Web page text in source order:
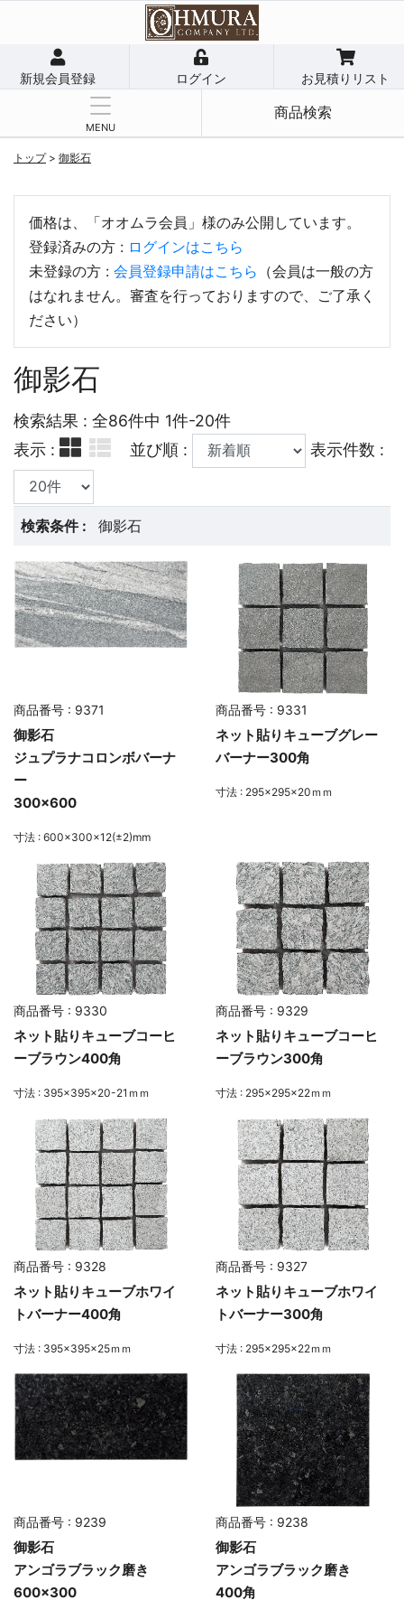
新規会員登録 ログイン お見積りリスト
MENU
商品検索
トップ> 御影石
価格は、「オオムラ会員」様のみ公開しています。
登録済みの方 : ログインはこちら
未登録の方 : 会員登録申請はこちら （会員は一般の方
はなれません。審査を行っておりますので、ご了承く
ださい）
御影石
検索結果 : 全86件中 1件-20件
表示 :
並び順 : 表示件数 :
検索条件 : 御影石
商品番号 : 9371
御影石
ジュプラナコロンボバーナ
ー
300×600
寸法 : 600×300×12(±2)mm
商品番号 : 9331
ネット貼りキューブグレー
バーナー300角
寸法 : 295×295×20ｍｍ
商品番号 : 9330
ネット貼りキューブコーヒ
ーブラウン400角
寸法 : 395×395×20-21ｍｍ
商品番号 : 9329
ネット貼りキューブコーヒ
ーブラウン300角
寸法 : 295×295×22ｍｍ
商品番号 : 9328
ネット貼りキューブホワイ
トバーナー400角
寸法 : 395×395×25ｍｍ
商品番号 : 9327
ネット貼りキューブホワイ
トバーナー300角
寸法 : 295×295×22ｍｍ
商品番号 : 9239
御影石
アンゴラブラック磨き
600×300
商品番号 : 9238
御影石
アンゴラブラック磨き
400角